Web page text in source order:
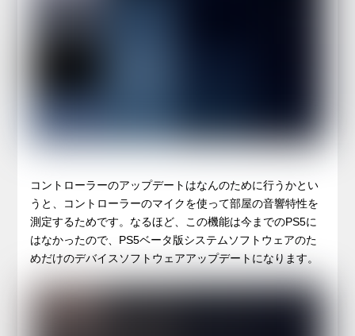
コントローラーのアップデートはなんのために行うかとい
うと、コントローラーのマイクを使って部屋の音響特性を
測定するためです。なるほど、この機能は今までのPS5に
はなかったので、PS5ベータ版システムソフトウェアのた
めだけのデバイスソフトウェアアップデートになります。